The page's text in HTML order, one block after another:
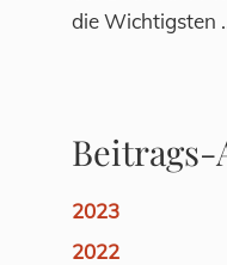
die Wichtigsten
2023
2022